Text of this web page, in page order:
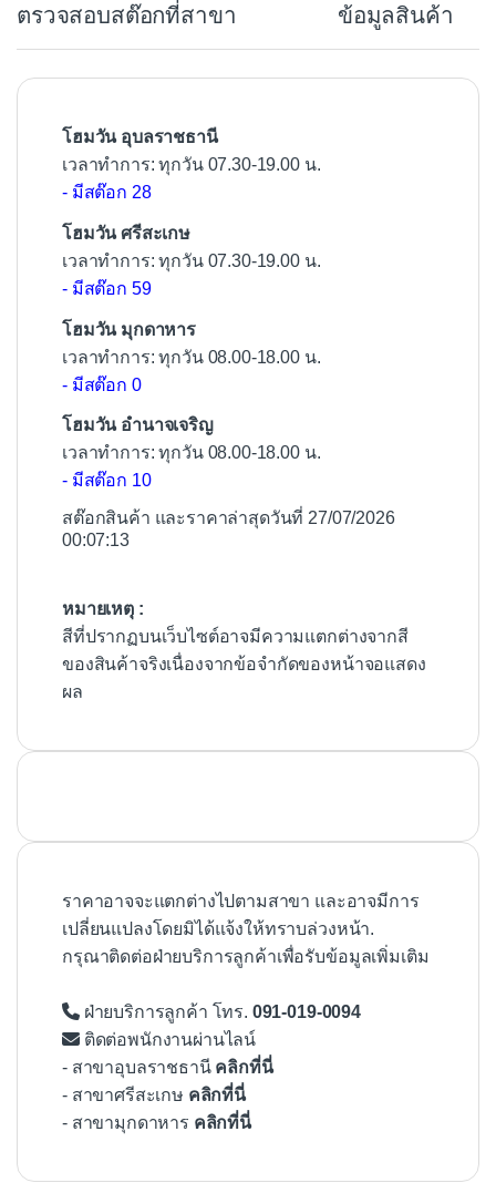
o
o
ตรวจสอบสต๊อกที่สาขา ข้อมูลสินค้า
โฮมวัน อุบลราชธานี
เวลาทำการ: ทุกวัน 07.30-19.00 น.
- มีสต๊อก 28
โฮมวัน ศรีสะเกษ
เวลาทำการ: ทุกวัน 07.30-19.00 น.
- มีสต๊อก 59
โฮมวัน มุกดาหาร
เวลาทำการ: ทุกวัน 08.00-18.00 น.
- มีสต๊อก 0
โฮมวัน อำนาจเจริญ
เวลาทำการ: ทุกวัน 08.00-18.00 น.
- มีสต๊อก 10
สต๊อกสินค้า และราคาล่าสุดวันที่ 27/07/2026
00:07:13
หมายเหตุ :
สีที่ปรากฏบนเว็บไซต์อาจมีความแตกต่างจากสี
ของสินค้าจริงเนื่องจากข้อจำกัดของหน้าจอแสดง
ผล
ราคาอาจจะแตกต่างไปตามสาขา และอาจมีการ
เปลี่ยนแปลงโดยมิได้แจ้งให้ทราบล่วงหน้า.
กรุณาติดต่อฝ่ายบริการลูกค้าเพื่อรับข้อมูลเพิ่มเติม
ฝ่ายบริการลูกค้า โทร. 091-019-0094
ติดต่อพนักงานผ่านไลน์
- สาขาอุบลราชธานี คลิกที่นี่
- สาขาศรีสะเกษ คลิกที่นี่
- สาขามุกดาหาร คลิกที่นี่